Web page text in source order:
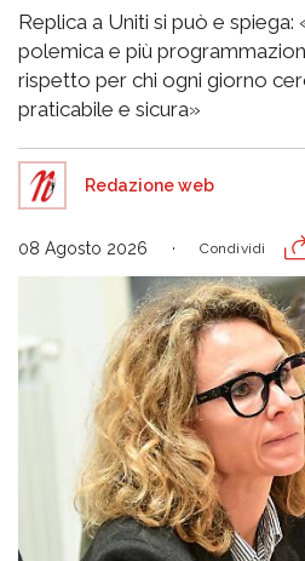
Replica a Uniti si può e
polemica e più
rispetto per chi ogni giorno
praticabile e sicura»
Redazione web
08 Agosto 2026 Condividi